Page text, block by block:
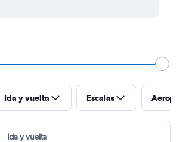
Ida y vuelta Escalas
Ida y vuelta